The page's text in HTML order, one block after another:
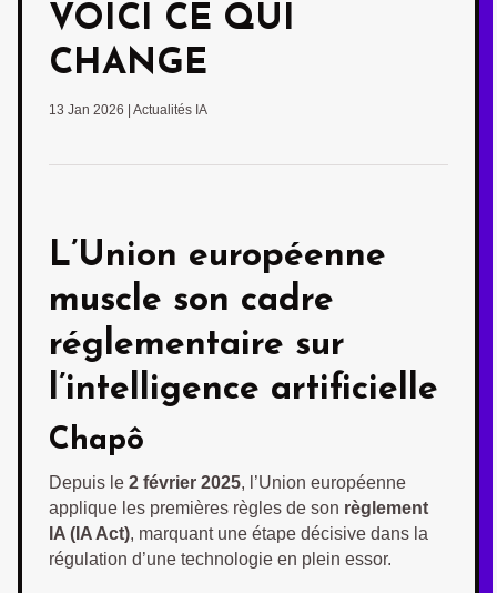
VOICI CE QUI
CHANGE
13 Jan 2026 Actualités IA
L’Union européenne
muscle son cadre
réglementaire sur
l’intelligence artificielle
Chapô
Depuis le 2 février 2025, l’Union européenne
applique les premières règles de son règlement
IA (IA Act), marquant une étape décisive dans la
régulation d’une technologie en plein essor.